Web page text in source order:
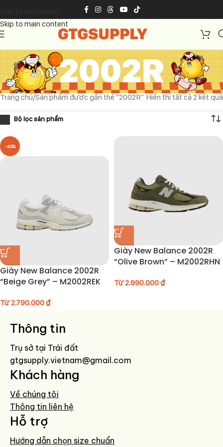
Skip to main content
2002R
Trang chủ Sản phẩm được gắn thẻ “2002R” Hiển thị tất cả 2 kết quả
-30%
Giày New Balance 2002R
“Beige Grey” – M2002REK
Từ2.790.000₫
Giày New Balance 2002R
“Olive Brown” – M2002RHN
Từ2.990.000₫
Thông tin
Trụ sở tại Trái đất
gtgsupply.vietnam@gmail.com
Khách hàng
Về chúng tôi
Thông tin liên hệ
Hỗ trợ
Hướng dẫn chọn size chuẩn